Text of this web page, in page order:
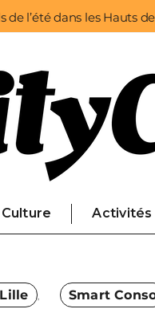
de l’été dans les Hauts
Culture Activités
Smart